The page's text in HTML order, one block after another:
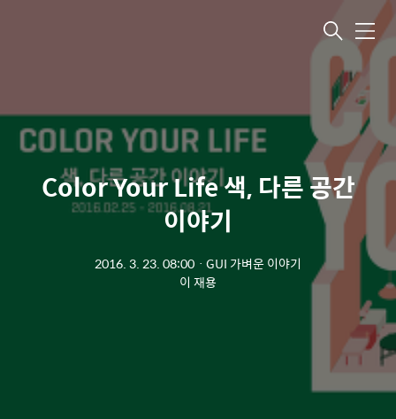
메뉴
Color Your Life 색, 다른 공간
이야기
2016. 3. 23. 08:00 ㆍ GUI 가벼운 이야기
이 재용